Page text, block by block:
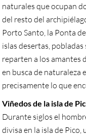
naturales que ocupan
del resto del
Porto Santo, la Ponta
islas desertas,
reparten a los amantes
en busca de naturaleza
precisamente lo que
Viñedos de la isla de
Durante siglos el
divisa en la isla de Pico,